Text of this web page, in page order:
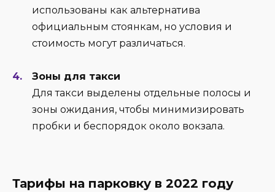
использованы как альтернатива
официальным стоянкам, но условия и
стоимость могут различаться.
Зоны для такси
Для такси выделены отдельные полосы и
зоны ожидания, чтобы минимизировать
пробки и беспорядок около вокзала.
Тарифы на парковку в 2022 году